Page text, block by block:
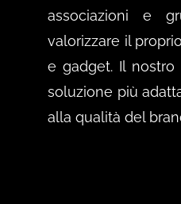
associazioni e
valorizzare il
e gadget. Il
soluzione più
alla qualità del